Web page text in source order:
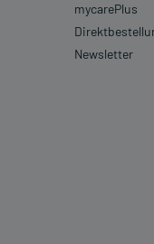
mycarePlus
Newsletter